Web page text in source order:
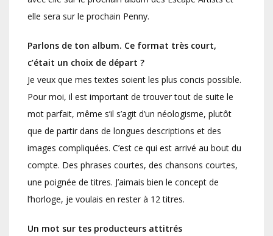
elle sera sur le prochain Penny.
Parlons de ton album. Ce format très court,
c’était un choix de départ ?
Je veux que mes textes soient les plus concis possible.
Pour moi, il est important de trouver tout de suite le
mot parfait, même s’il s’agit d’un néologisme, plutôt
que de partir dans de longues descriptions et des
images compliquées. C’est ce qui est arrivé au bout du
compte. Des phrases courtes, des chansons courtes,
une poignée de titres. J’aimais bien le concept de
l’horloge, je voulais en rester à 12 titres.
Un mot sur tes producteurs attitrés